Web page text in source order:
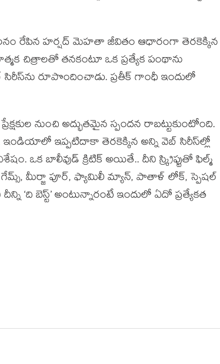
రేపిన హర్షద్ మెహతా జీవితం ఆధారంగా తెరకెక్కిన
చిత్రాలతో తనకంటూ ఒక ప్రత్యేక పంథాను
రూపొందించాడు. ప్రతీక్ గాంధీ ఇందులో
నుంచి అద్భుతమైన స్పందన రాబట్టుకుంటోంది.
ఇండియాలో ఇప్పటిదాకా తెరకెక్కిన అన్ని వెబ్ సిరీస్‌ల్లో
ఒక బాలీవుడ్ క్రిటిక్ అయితే.. దీని స్క్రిప్టుతో ఫిల్మ్
గేమ్స్, మీర్జా పూర్, ఫ్యామిలీ మ్యాన్, పాతాళ్ లోక్, స్పెషల్
బెస్ట్’ అంటున్నారంటే ఇందులో ఏదో ప్రత్యేకత